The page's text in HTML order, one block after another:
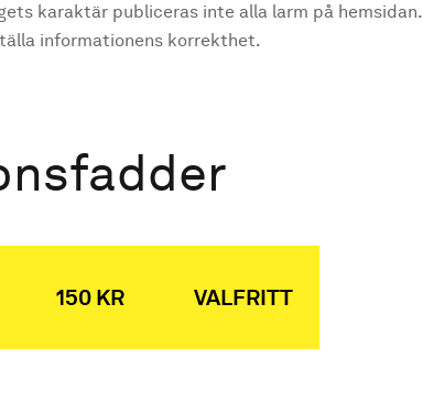
karaktär publiceras inte alla larm på hemsidan.
informationens korrekthet.
150 KR VALFRITT